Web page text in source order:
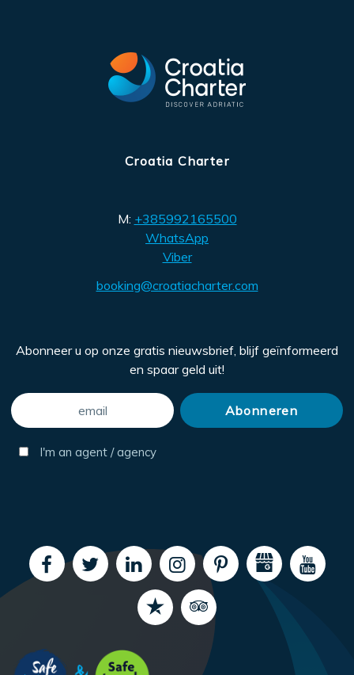
Croatia Charter
M: +385992165500
WhatsApp
Viber
booking@croatiacharter.com
Abonneer u op onze gratis nieuwsbrief, blijf geïnformeerd
en spaar geld uit!
I'm an agent / agency